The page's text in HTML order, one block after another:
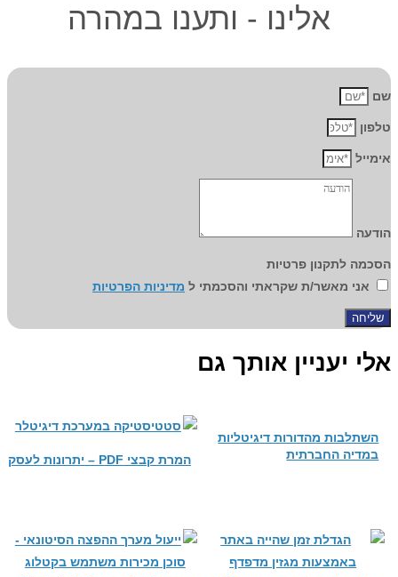
אלינו - ותענו במהרה
שם
טלפון
אימייל
הודעה
הסכמה לתקנון פרטיות
אני מאשר/ת שקראתי והסכמתי ל מדיניות הפרטיות
שליחה
אלי יעניין אותך גם
השתלבות מהדורות דיגיטליות
במדיה החברתית
המרת קבצי PDF – יתרונות לעסק